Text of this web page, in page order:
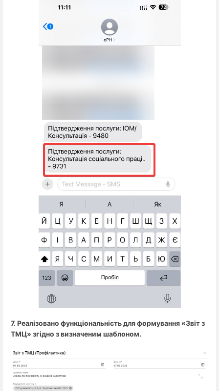
7. Реалізовано функціональність для формування «Звіт з
ТМЦ» згідно з визначеним шаблоном.